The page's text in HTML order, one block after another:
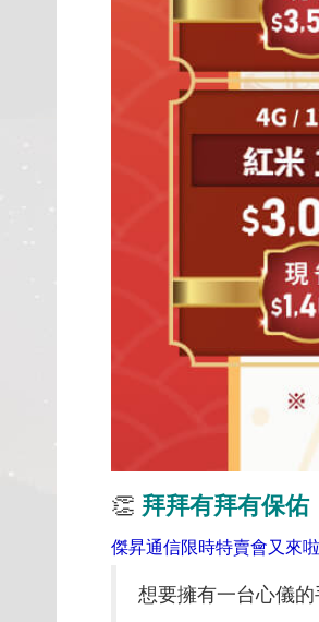
👏 拜拜有拜有保
傑昇通信限時特賣會又來
想要擁有一台心儀